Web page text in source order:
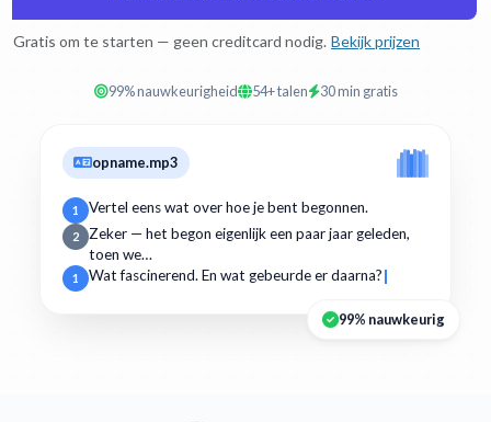
Gratis om te starten — geen creditcard nodig. Bekijk prijzen
99% nauwkeurigheid 54+ talen 30 min gratis
opname.mp3
1 Vertel eens wat over hoe je bent begonnen.
2
Zeker — het begon eigenlijk een paar jaar geleden,
toen we…
1 Wat fascinerend. En wat gebeurde er daarna?
99% nauwkeurig